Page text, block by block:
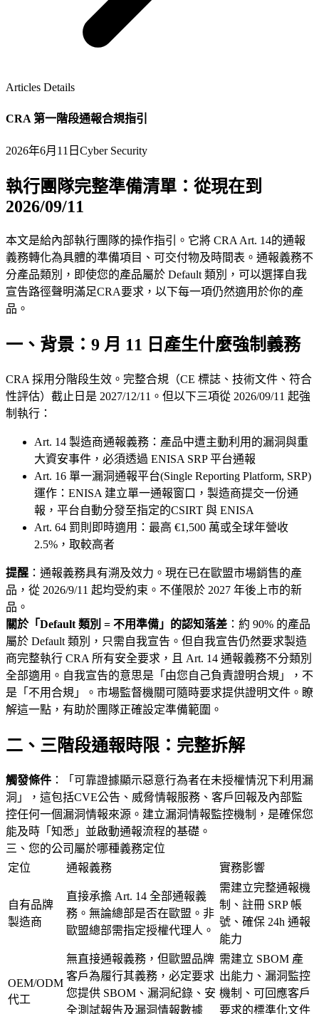
Articles Details
CRA 第一階段通報合規指引
2026年6月11日 Cyber Security
執行團隊完整準備清單：從現在到
2026/09/11
本文是給內部執行團隊的操作指引。它將 CRA Art. 14的通報
義務轉化為具體的準備項目、可交付物及時間表。通報義務不
分產品類別，即使您的產品屬於 Default 類別，可以選擇自我
宣告路徑聲明滿足CRA要求，以下每一項仍然適用於你的產
品。
一、背景：9 月 11 日產生什麼強制義務
CRA 採用分階段生效。完整合規（CE 標誌、技術文件、符合
性評估）截止日是 2027/12/11。但以下三項從 2026/09/11 起強
制執行：
Art. 14 製造商通報義務：產品中遭主動利用的漏洞與重
大資安事件，必須透過 ENISA SRP 平台通報
Art. 16 單一漏洞通報平台(Single Reporting Platform, SRP)
運作：ENISA 建立單一通報窗口，製造商提交一份通
報，平台自動分發至指定的CSIRT 與 ENISA
Art. 64 罰則即時適用：最高 €1,500 萬或全球年營收
2.5%，取較高者
提醒 ：通報義務具有溯及效力。現在已在歐盟市場銷售的產
品，從 2026/9/11 起均受約束。不僅限於 2027 年後上市的新
品。
關於「Default 類別 = 不用準備」的認知落差 ：約 90% 的產品
屬於 Default 類別，只需自我宣告。但自我宣告仍然要求製造
商完整執行 CRA 所有安全要求，且 Art. 14 通報義務不分類別
全部適用。自我宣告的意思是「由您自己負責證明合規」，不
是「不用合規」。市場監督機關可隨時要求提供證明文件。瞭
解這一點，有助於團隊正確設定準備範圍。
二、三階段通報時限：完整拆解
觸發條件 ：「可靠證據顯示惡意行為者在未授權情況下利用漏
洞」，這包括CVE公告、威脅情報服務、客戶回報及內部監
控任何一個漏洞情報來源。建立漏洞情報監控機制，是確保您
能及時「知悉」並啟動通報流程的基礎。
三、您的公司屬於哪種義務定位
定位
通報義務 實務影響
自有品牌
製造商
直接承擔 Art. 14 全部通報義
務。無論總部是否在歐盟。非
歐盟總部需指定授權代理人。
需建立完整通報機
制、註冊 SRP 帳
號、確保 24h 通報
能力
OEM/ODM
代工
無直接通報義務，但歐盟品牌
客戶為履行其義務，必定要求
您提供 SBOM、漏洞紀錄、安
全測試報告及漏洞情報數據
需建立 SBOM 產
出能力、漏洞監控
機制、可回應客戶
要求的標準化文件